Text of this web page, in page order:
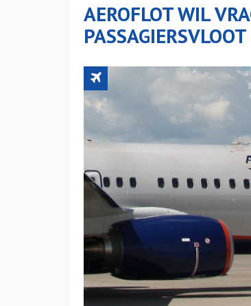
AEROFLOT WIL